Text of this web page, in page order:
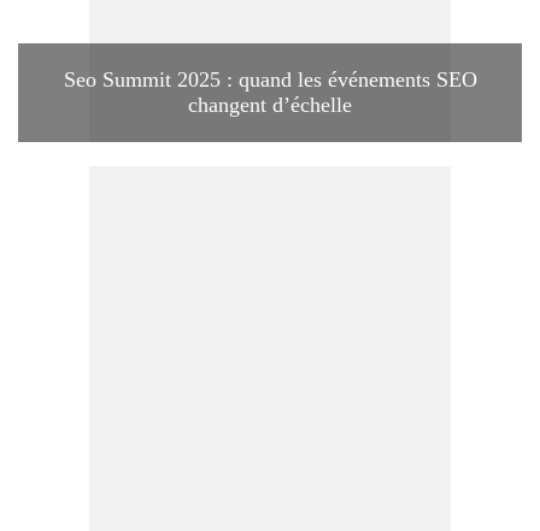
Seo Summit 2025 : quand les événements SEO
changent d’échelle